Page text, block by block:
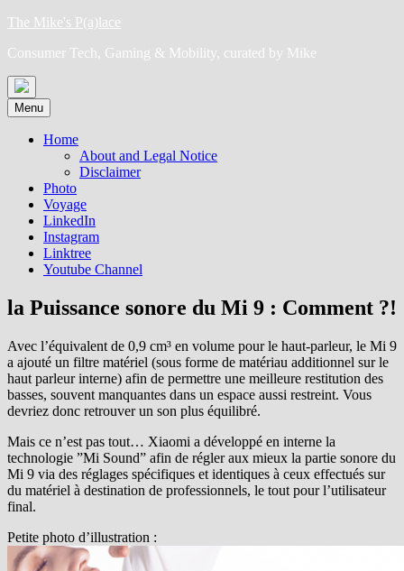
Skip
content
The Mike's P(a)lace
Consumer Tech, Gaming & Mobility, curated by Mike
Menu
Home
About and Legal Notice
Disclaimer
Photo
Voyage
LinkedIn
Instagram
Linktree
Youtube Channel
la Puissance sonore du Mi 9 : Comment ?!
Avec l’équivalent de 0,9 cm³ en volume pour le haut-parleur, le Mi 9
a ajouté un filtre matériel (sous forme de matériau additionnel sur le
haut parleur interne) afin de permettre une meilleure restitution des
basses, souvent manquantes dans un espace aussi restreint. Vous
devriez donc retrouver un son plus équilibré.
Mais ce n’est pas tout… Xiaomi a développé en interne la
technologie ”Mi Sound” afin de régler aux mieux la partie sonore du
Mi 9 via des réglages spécifiques et identiques à ceux effectués sur
du matériel à destination de professionnels, le tout pour l’utilisateur
final.
Petite photo d’illustration :